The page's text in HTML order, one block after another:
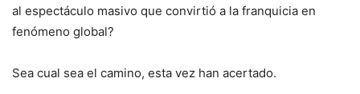
al espectáculo masivo que convirtió a la franquicia en
fenómeno global?
Sea cual sea el camino, esta vez han acertado.